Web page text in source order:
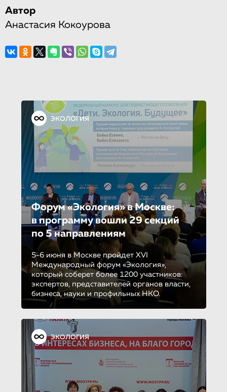
Автор
Анастасия Кокоурова
ЭКОЛОГИЯ
Форум «Экология» в Москве:
в программу вошли 29 секций
по 5 направле­ни­ям
5-6 июня в Москве пройдет XVI
Международный форум «Экология»,
который соберет более 1200 участников:
экспертов, представителей органов власти,
бизнеса, науки и профильных НКО.
ЭКОЛОГИЯ